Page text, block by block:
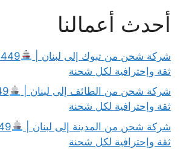
أحدث أعمالنا
شركة شحن من تبوك إلى لبنان |
ثقة وإحترافية لكل شحنة
شركة شحن من الطائف إلى لبنان |
ثقة وإحترافية لكل شحنة
شركة شحن من المدينة إلى لبنان |
ثقة وإحترافية لكل شحنة